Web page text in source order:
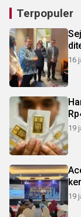
Terpopuler
16
19
19